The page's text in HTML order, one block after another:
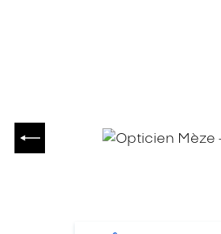
PRÉCÉDENT